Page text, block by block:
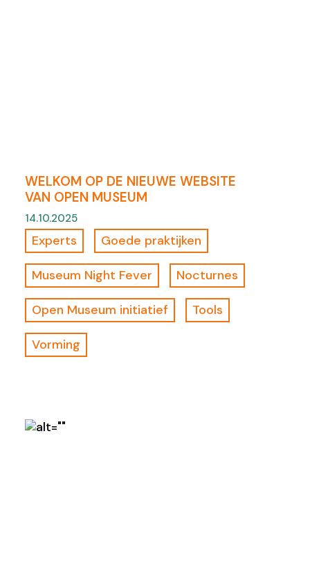
WELKOM OP DE NIEUWE WEBSITE
VAN OPEN MUSEUM
14.10.2025
Experts Goede praktijken
Museum Night Fever Nocturnes
Open Museum initiatief Tools
Vorming